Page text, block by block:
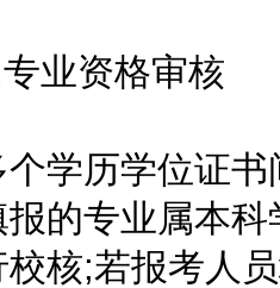
资格审核
历学位证书
报的专业属本
核;若报考人